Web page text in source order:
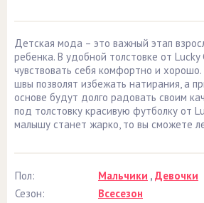
Детская мода – это важный этап
ребенка. В удобной толстовке от
чувствовать себя комфортно и
швы позволят избежать натирания, а
основе будут долго радовать своим
под толстовку красивую футболку от
малышу станет жарко, то вы сможете
Пол: Мальчики , Девочки
Сезон:
Всесезон